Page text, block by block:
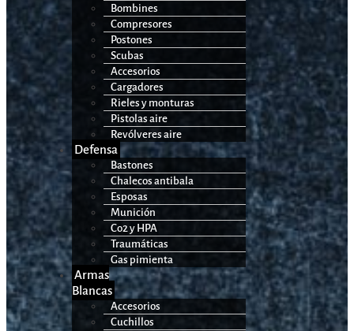
Bombines
Compresores
Postones
Scubas
Accesorios
Cargadores
Rieles y monturas
Pistolas aire
Revólveres aire
Defensa
Bastones
Chalecos antibala
Esposas
Munición
Co2 y HPA
Traumáticas
Gas pimienta
Armas
Blancas
Accesorios
Cuchillos